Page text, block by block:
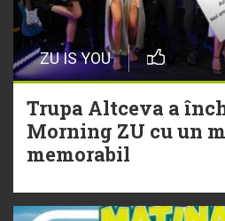
20 Iulie
Episod nou |
Christian Thomson
20 Iulie
Torpedoul lui Morar:
ZU IS YOU
Trupa Altceva a
Morning ZU cu un
memorabil